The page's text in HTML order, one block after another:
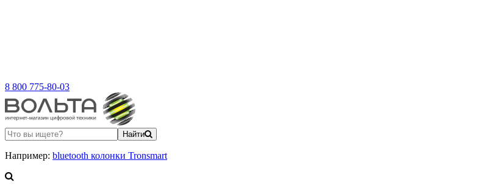
8 800 775-80-03
Найти
Например: bluetooth колонки Tronsmart